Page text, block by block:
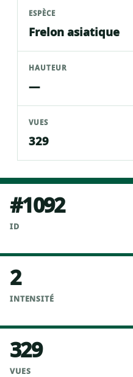
ESPÈCE
Frelon asiatique
HAUTEUR
—
VUES
329
#1092
ID
2
INTENSITÉ
329
VUES